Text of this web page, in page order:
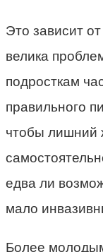
Это зависит
велика
подросткам
правильного
чтобы лишний
едва ли
мало
Более